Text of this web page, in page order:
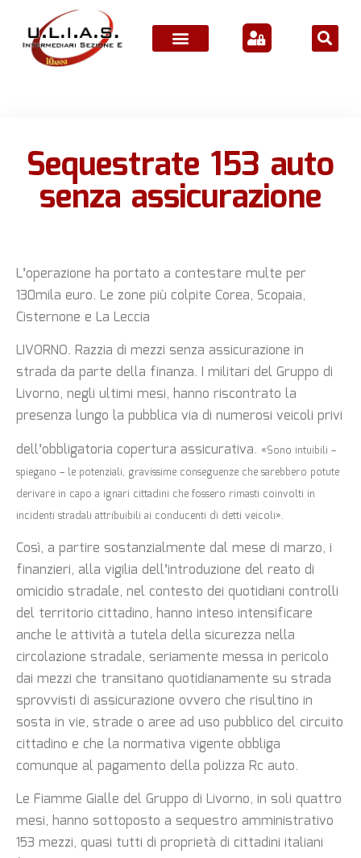
Sequestrate 153 auto
senza assicurazione
L’operazione ha portato a contestare multe per
130mila euro. Le zone più colpite Corea, Scopaia,
Cisternone e La Leccia
LIVORNO. Razzia di mezzi senza assicurazione in
strada da parte della finanza. I militari del Gruppo di
Livorno, negli ultimi mesi, hanno riscontrato la
presenza lungo la pubblica via di numerosi veicoli privi
dell’obbligatoria copertura assicurativa. «Sono intuibili –
spiegano – le potenziali, gravissime conseguenze che sarebbero potute
derivare in capo a ignari cittadini che fossero rimasti coinvolti in
incidenti stradali attribuibili ai conducenti di detti veicoli».
Così, a partire sostanzialmente dal mese di marzo, i
finanzieri, alla vigilia dell’introduzione del reato di
omicidio stradale, nel contesto dei quotidiani controlli
del territorio cittadino, hanno inteso intensificare
anche le attività a tutela della sicurezza nella
circolazione stradale, seriamente messa in pericolo
dai mezzi che transitano quotidianamente su strada
sprovvisti di assicurazione ovvero che risultino in
sosta in vie, strade o aree ad uso pubblico del circuito
cittadino e che la normativa vigente obbliga
comunque al pagamento della polizza Rc auto.
Le Fiamme Gialle del Gruppo di Livorno, in soli quattro
mesi, hanno sottoposto a sequestro amministrativo
153 mezzi, quasi tutti di proprietà di cittadini italiani